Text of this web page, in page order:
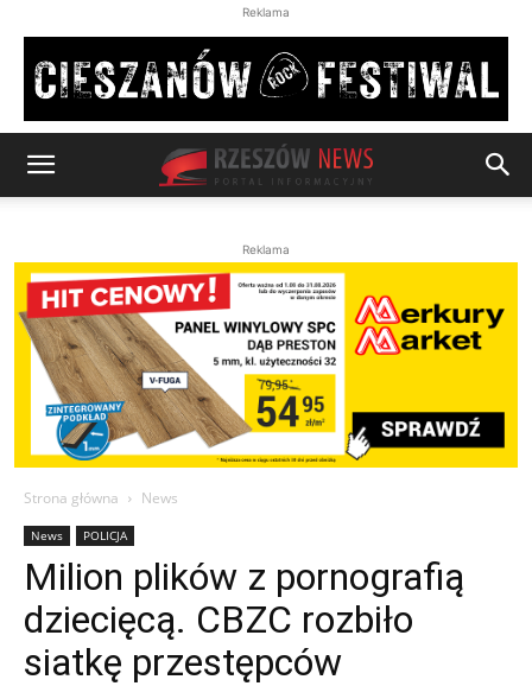
Reklama
Reklama
Strona główna News
News POLICJA
Milion plików z pornografią
dziecięcą. CBZC rozbiło
siatkę przestępców